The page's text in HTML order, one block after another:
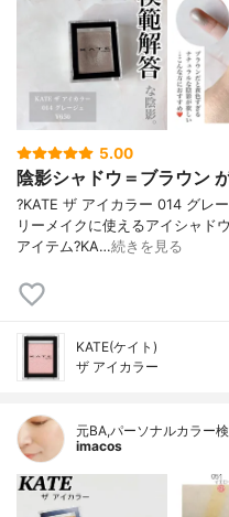
5.00
陰影シャドウ＝ブラウン
?KATE ザ アイカラー 014 グレ
リーメイクに使えるアイシャド
アイテム?KA…続きを見る
KATE(ケイト)
ザ アイカラー
元BA,パーソナルカラー
imacos